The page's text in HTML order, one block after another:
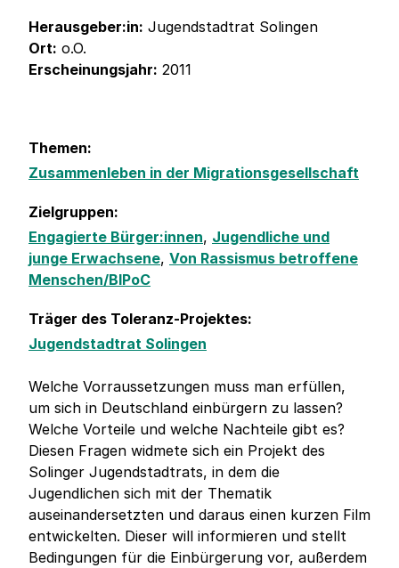
Herausgeber:in: Jugendstadtrat Solingen
Ort: o.O.
Erscheinungsjahr: 2011
Themen:
Zusammenleben in der Migrationsgesellschaft
Zielgruppen:
Engagierte Bürger:innen, Jugendliche und
junge Erwachsene, Von Rassismus betroffene
Menschen/BIPoC
Träger des Toleranz-Projektes:
Jugendstadtrat Solingen
Welche Vorraussetzungen muss man erfüllen,
um sich in Deutschland einbürgern zu lassen?
Welche Vorteile und welche Nachteile gibt es?
Diesen Fragen widmete sich ein Projekt des
Solinger Jugendstadtrats, in dem die
Jugendlichen sich mit der Thematik
auseinandersetzten und daraus einen kurzen Film
entwickelten. Dieser will informieren und stellt
Bedingungen für die Einbürgerung vor, außerdem